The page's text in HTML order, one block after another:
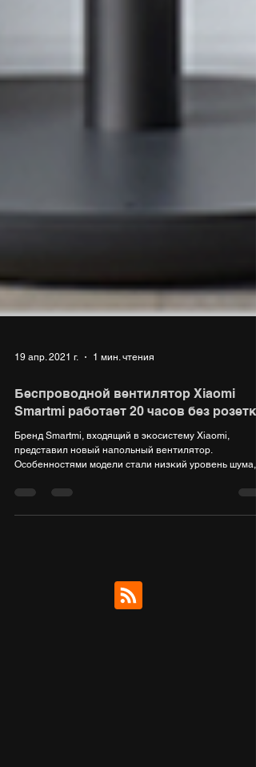
1 мин. чтения
Беспроводной вентилятор Xiaomi
Smartmi работает 20 часов без
Бренд Smartmi, входящий в экосистему Xiaomi,
Особенностями модели стали низкий уровень